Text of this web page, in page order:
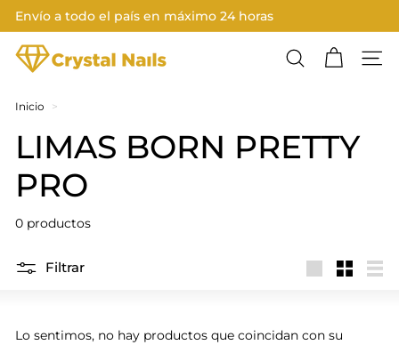
directamente
contenido
Diapositivas
Envío a todo el país en máximo 24 horas
C
Y
S
T
A
L
N
I
S
Buscar
Inicio >
LIMAS BORN PRETTY
PRO
0 productos
Filtrar
Lo sentimos, no hay productos que coincidan con su